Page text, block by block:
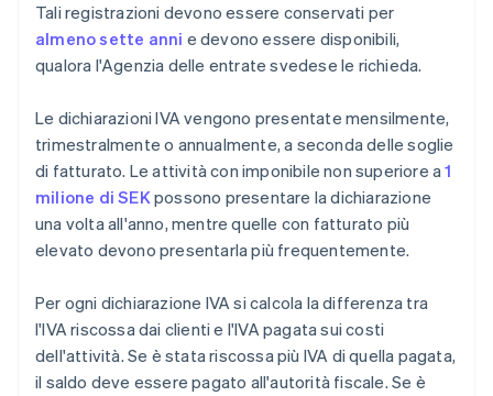
Tali registrazioni devono essere conservati per
almeno sette anni e devono essere disponibili,
qualora l'Agenzia delle entrate svedese le richieda.
Le dichiarazioni IVA vengono presentate mensilmente,
trimestralmente o annualmente, a seconda delle soglie
di fatturato. Le attività con imponibile non superiore a1
milione di SEKpossono presentare la dichiarazione
una volta all'anno, mentre quelle con fatturato più
elevato devono presentarla più frequentemente.
Per ogni dichiarazione IVA si calcola la differenza tra
l'IVA riscossa dai clienti e l'IVA pagata sui costi
dell'attività. Se è stata riscossa più IVA di quella pagata,
il saldo deve essere pagato all'autorità fiscale. Se è